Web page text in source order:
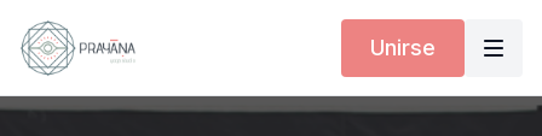
Unirse